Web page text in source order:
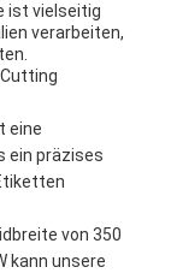
ist vielseitig
verarbeiten,
eine
ein präzises
von 350
kann unsere